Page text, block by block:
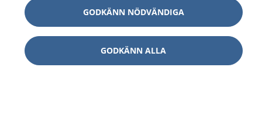
GODKÄNN NÖDVÄNDIGA
GODKÄNN ALLA